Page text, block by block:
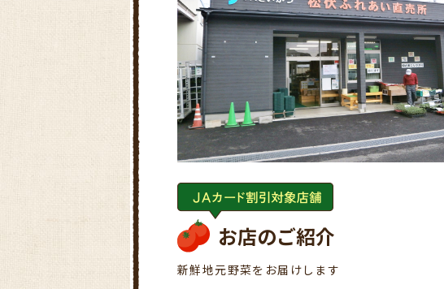
お店のご紹介
新鮮地元野菜をお届けします